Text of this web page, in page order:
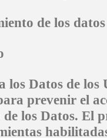
de los datos
Datos de los
prevenir el
los Datos. El